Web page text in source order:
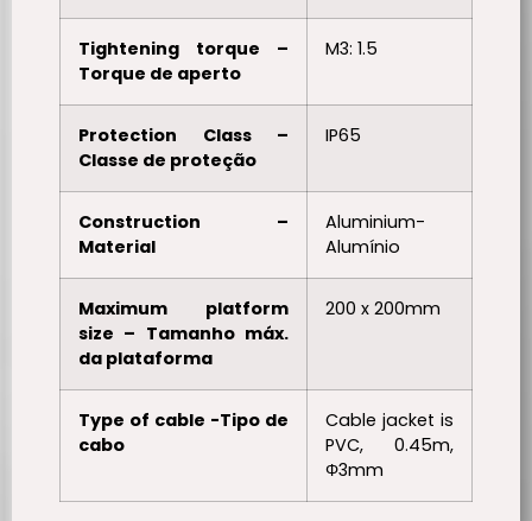
Tightening torque –
Torque de aperto
M3: 1.5
Protection Class –
Classe de proteção
IP65
Construction –
Material
Aluminium-
Alumínio
Maximum platform
size – Tamanho máx.
da plataforma
200 x 200mm
Type of cable -Tipo de
cabo
Cable jacket is
PVC, 0.45m,
Φ3mm